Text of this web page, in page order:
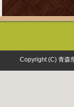
Copyright (C) 青森